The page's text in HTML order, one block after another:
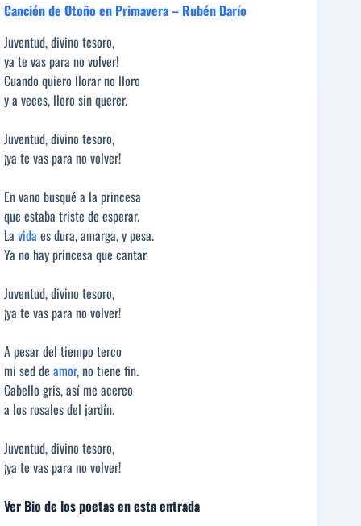
Canción de Otoño en Primavera – Rubén Darío
Juventud, divino tesoro,
ya te vas para no volver!
Cuando quiero llorar no lloro
y a veces, lloro sin querer.
Juventud, divino tesoro,
¡ya te vas para no volver!
En vano busqué a la princesa
que estaba triste de esperar.
La vida es dura, amarga, y pesa.
Ya no hay princesa que cantar.
Juventud, divino tesoro,
¡ya te vas para no volver!
A pesar del tiempo terco
mi sed de amor, no tiene fin.
Cabello gris, así me acerco
a los rosales del jardín.
Juventud, divino tesoro,
¡ya te vas para no volver!
Ver Bio de los poetas en esta entrada